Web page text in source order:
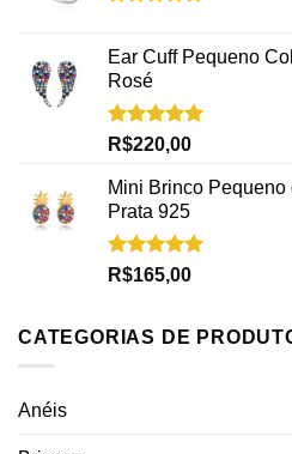
Ear Cuff Pequeno
Rosé
Avaliação
R$220,00
Mini Brinco
Prata 925
Avaliação
R$165,00
CATEGORIAS DE
Anéis